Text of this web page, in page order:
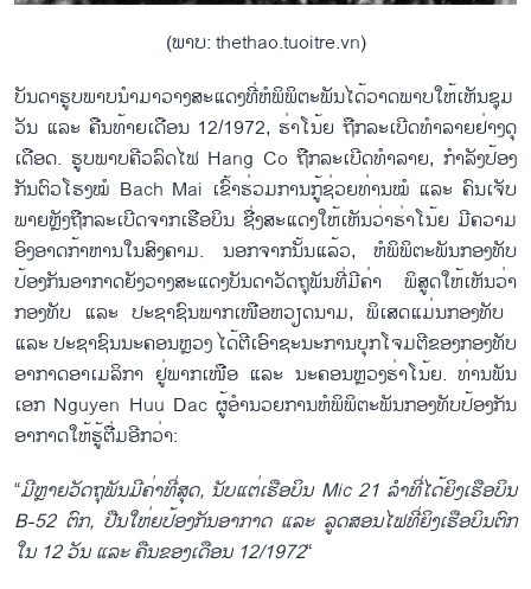
(ພາບ: thethao.tuoitre.vn)
ບັນດາ​ຮູບ​ພາບ​ນຳ​ມາ​ວາງສະ​ແດງ​ທີ່​ຫໍພິພິຕະພັນ​ໄດ້​ວາດ​ພາບ​ໃຫ້​ເຫັນຊຸມ​
ວັນ ​ແລະ ຄືນ​ທ້າຍ​ເດືອນ 12/1972, ຮ່າ​ໂນ້ຍ ຖືກ​ລະ​ເບີດ​ທຳລາຍ​ຢ່າງ​ດຸ​
ເດືອດ. ຮູບ​ພາບ​ຄີ​ວລົດ​ໄຟ Hang Co ຖືກ​ລະ​ເບີດ​ທຳລາຍ, ກຳລັງ​ປ້ອງ​
ກັນ​ຕົວ​ໂຮງໝໍ Bach Mai ​ເຂົ້າຮ່ວມ​ການກູ້​ຊ່ວຍ​ທ່ານ​ໝໍ ​ແລະ ຄົນ​ເຈັບ​
ພາຍຫຼັງ​ຖືກ​ລະ​ເບີດ​ຈາກ​ເຮືອບິນ ຊື່​ງສະ​ແດງ​ໃຫ້​ເຫັນ​ວ່າຮ່າ​ໂນ້ຍ ມີ​ຄວາມ​
ອົງ​ອາດ​ກ້າຫານ​ໃນ​ສົງຄາມ. ນ​ອກຈາກ​ນັ້ນ​ແລ້ວ, ​ຫໍພິພິຕະພັນ​ກອງທັບ
ປ້ອງ​ກັນ​ອາກາດຍັງ​​ວາງສະ​ແດງ​ບັນດາ​ວັດຖຸ​ພັນ​ທີ່​ມີຄ່າ ພິສູດ​ໃຫ້​ເຫັນ​ວ່າ
ກອງທັບ ​ແລະ ປະຊາຊົນ​ພາກ​ເໜືອ​ຫວຽດນາມ, ພິ​ເສດ​​ແມ່ນ​ກອງທັບ ​
ແລະ ປະຊາ​ຊົນ​ນະຄອນຫຼວງ ​ໄດ້​ຕີ​ເອົາ​ຊະນະ​ການ​ບຸກ​ໂຈມ​ຕີ​ຂອງ​ກອງທັບ​
ອາກາດ​ອາ​ເມ​ລິ​ກາ ຢູ່ພາກ​ເໜືອ ​ແລະ ນະຄອນຫຼວງ​ຮ່າ​ໂນ້ຍ. ທ່ານ​ພັນ​
ເອກ Nguyen Huu Dac ຜູ້ອຳນວຍການ​ຫໍພິພິຕະພັນ​ກອງທັບປ້ອງ​ກັນ​
ອາກາດ​​ໃຫ້​ຮູ້​ຕື່ມ​ອີກວ່າ:
“​ມີ​ຫຼາຍ​ວັດຖຸ​ພັນ​ມີຄ່າ​ທີ່​ສຸດ, ນັບ​ແຕ່ເຮືອບິນ Mic 21 ລຳ​ທີ່​ໄດ້ຍິງ​ເຮືອບິນ
B-52 ຕົກ​, ປືນ​ໃຫ່ຍປ້ອງ​ກັນ​ອາກາດ ​ແລະ ລູດສອນ​ໄຟ​ທີ່ຍິງ​ເຮືອ​ບິນຕົກ​
ໃນ 12 ວັນ ​ແລະ ຄືນ​ຂອງ​ເດືອນ 12/1972“